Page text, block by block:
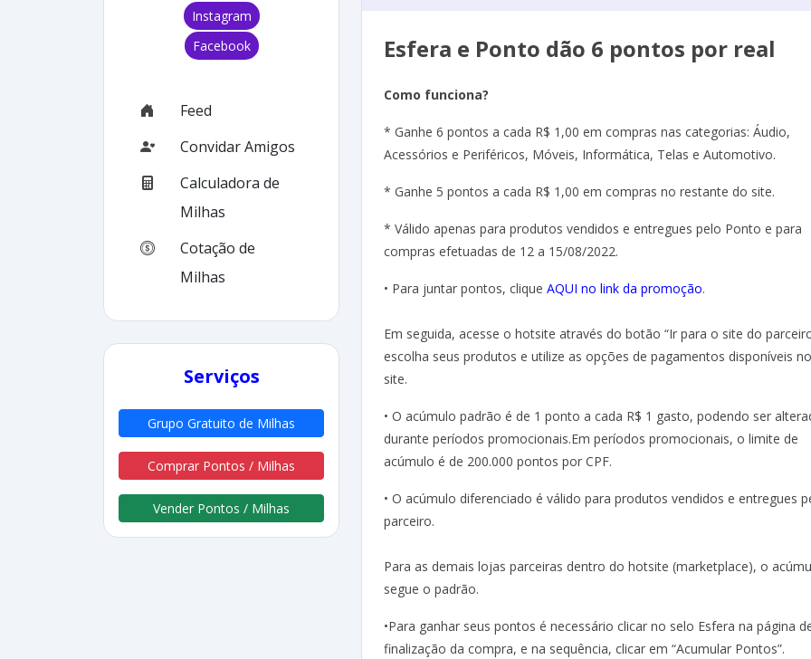
Instagram
Facebook
Feed
Convidar Amigos
Calculadora de
Milhas
Cotação de
Milhas
Serviços
Grupo Gratuito de Milhas
Comprar Pontos / Milhas
Vender Pontos / Milhas
Esfera e Ponto dão 6 pontos por real
Como funciona?
* Ganhe 6 pontos a cada R$ 1,00 em compras nas categorias: Áudio,
Acessórios e Periféricos, Móveis, Informática, Telas e Automotivo.
* Ganhe 5 pontos a cada R$ 1,00 em compras no restante do site.
* Válido apenas para produtos vendidos e entregues pelo Ponto e para
compras efetuadas de 12 a 15/08/2022.
• Para juntar pontos, clique AQUI no link da promoção.
Em seguida, acesse o hotsite através do botão “Ir para o site do
escolha seus produtos e utilize as opções de pagamentos disponíveis no
site.
• O acúmulo padrão é de 1 ponto a cada R$ 1 gasto, podendo ser
durante períodos promocionais.Em períodos promocionais, o limite de
acúmulo é de 200.000 pontos por CPF.
• O acúmulo diferenciado é válido para produtos vendidos e entregues
parceiro.
Para as demais lojas parceiras dentro do hotsite (marketplace), o
segue o padrão.
•Para ganhar seus pontos é necessário clicar no selo Esfera na página
finalização da compra, e na sequência, clicar em “Acumular Pontos”.